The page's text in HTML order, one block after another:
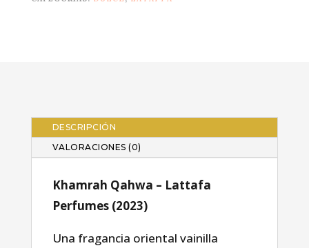
DESCRIPCIÓN
VALORACIONES (0)
Khamrah Qahwa – Lattafa
Perfumes (2023)
Una fragancia oriental vainilla